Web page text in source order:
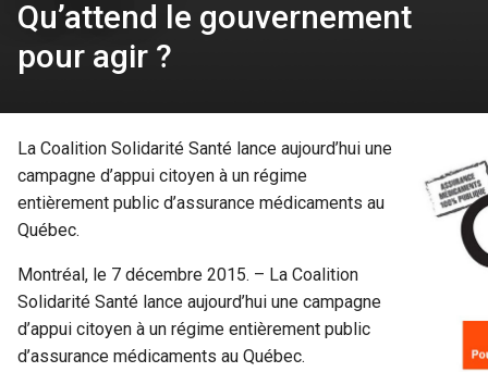
Qu’attend le gouvernement
pour agir ?
La Coalition Solidarité Santé lance aujourd’hui une
campagne d’appui citoyen à un régime
entièrement public d’assurance médicaments au
Québec.
Montréal, le 7 décembre 2015. – La Coalition
Solidarité Santé lance aujourd’hui une campagne
d’appui citoyen à un régime entièrement public
d’assurance médicaments au Québec.